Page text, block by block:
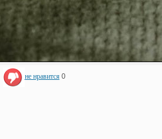
не нравится 0